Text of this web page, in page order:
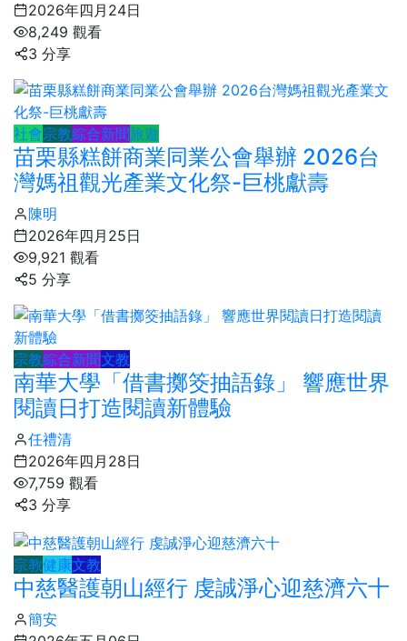
2026年四月24日
8,249 觀看
3 分享
社會宗教綜合新聞旅遊
苗栗縣糕餅商業同業公會舉辦 2026台
灣媽祖觀光產業文化祭-巨桃獻壽
陳明
2026年四月25日
9,921 觀看
5 分享
宗教綜合新聞文教
南華大學「借書擲筊抽語錄」 響應世界
閱讀日打造閱讀新體驗
任禮清
2026年四月28日
7,759 觀看
3 分享
宗教健康文教
中慈醫護朝山經行 虔誠淨心迎慈濟六十
簡安